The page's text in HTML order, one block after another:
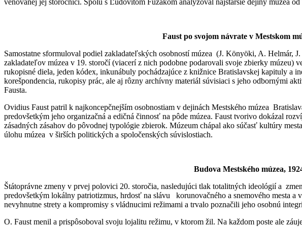
Faust po svojom návrate v Mestskom
Samostatne sformuloval podiel zakladateľských osobností múzea (J. Könyöki, A.
zakladateľov múzea v 19. storočí (viacerí z nich podobne podarovali svoje zbierky
rukopisné diela, jeden kódex, inkunábuly pochádzajúce z knižnice Bratislavskej kapituly a
korešpondencia, rukopisy prác, ale aj rôzny archívny materiál súvisiaci s jeho odbornými
Fausta.
Ovidius Faust patril k najkoncepčnejším osobnostiam v dejinách Mestského múzea
predovšetkým jeho organizačná a edičná činnosť na pôde múzea. Faust tvorivo dokázal
zásadných zásahov do pôvodnej typológie zbierok. Múzeum chápal ako súčasť kultúry
úlohu múzea v širších politických a spoločenských súvislostiach.
Budova Mestského múzea,
Štátoprávne zmeny v prvej polovici 20. storočia, nasledujúci tlak totalitných ideológií a
predovšetkým lokálny patriotizmus, hrdosť na slávu korunovačného a snemového mesta
nevyhnutne strety a kompromisy s vládnucimi režimami a trvalo poznačili jeho osobnú
O. Faust menil a prispôsoboval svoju lojalitu režimu, v ktorom žil. Na každom poste ale